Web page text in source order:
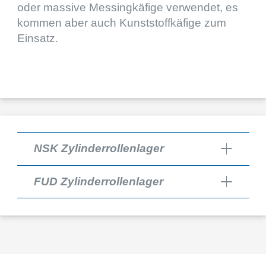
oder massive Messing­kä­fige verwen­det, es
kommen aber auch Kunst­stoff­kä­fige zum
Einsatz.
NSK Zylinderrollenlager
FUD Zylinderrollenlager